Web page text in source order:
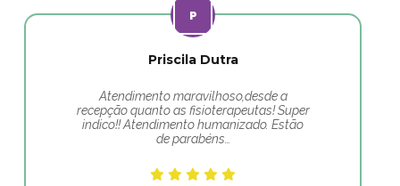
Priscila Dutra
Atendimento maravilhoso,desde a
recepção quanto as fisioterapeutas! Super
indico!! Atendimento humanizado. Estão
de parabéns…